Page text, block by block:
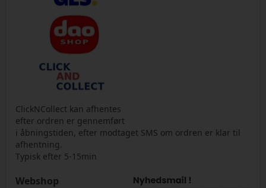
ClickNCollect kan afhentes
efter ordren er gennemført
i åbningstiden, efter modtaget SMS om ordren er klar til
afhentning.
Typisk efter 5-15min
Webshop